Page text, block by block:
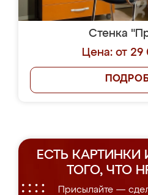
Стенка
Цена: от 29
ЕСТЬ КАРТИНКИ
ТОГО, ЧТО
Присылайте —